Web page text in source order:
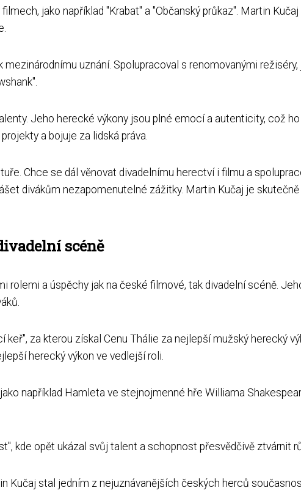
jako například "Krabat" a "Občanský průkaz". Martin
uznání. Spolupracoval s renomovanými režiséry,
Jeho herecké výkony jsou plné emocí a autenticity, což
a bojuje za lidská práva.
Chce se dál věnovat divadelnímu herectví i filmu a
divákům nezapomenutelné zážitky. Martin Kučaj je
scéně
rolemi a úspěchy jak na české filmové, tak divadelní scéně.
za kterou získal Cenu Thálie za nejlepší mužský herecký
herecký výkon ve vedlejší roli.
například Hamleta ve stejnojmenné hře Williama
kde opět ukázal svůj talent a schopnost přesvědčivě ztvárnit
Kučaj stal jedním z nejuznávanějších českých herců